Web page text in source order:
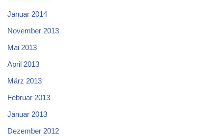
Januar 2014
November 2013
Mai 2013
April 2013
März 2013
Februar 2013
Januar 2013
Dezember 2012